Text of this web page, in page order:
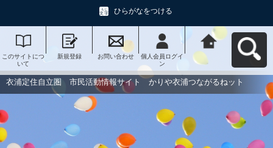
ひらがなをつける
このサイトにつ
いて
新規登録 お問い合わせ
個人会員ログイ
ン
衣浦定住自立
圏 市民活動情
報サイト かり
や衣浦つながる
ねットへ戻る
衣浦定住自立圏 市民活動情報サイト かりや衣浦つながるねット